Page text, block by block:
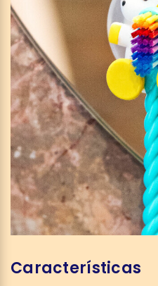
Características